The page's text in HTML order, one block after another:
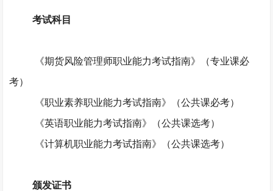
考试科目
《期货风险管理师职业能力考试指南》（专业课必
考）
《职业素养职业能力考试指南》（公共课必考）
《英语职业能力考试指南》（公共课选考）
《计算机职业能力考试指南》（公共课选考）
颁发证书